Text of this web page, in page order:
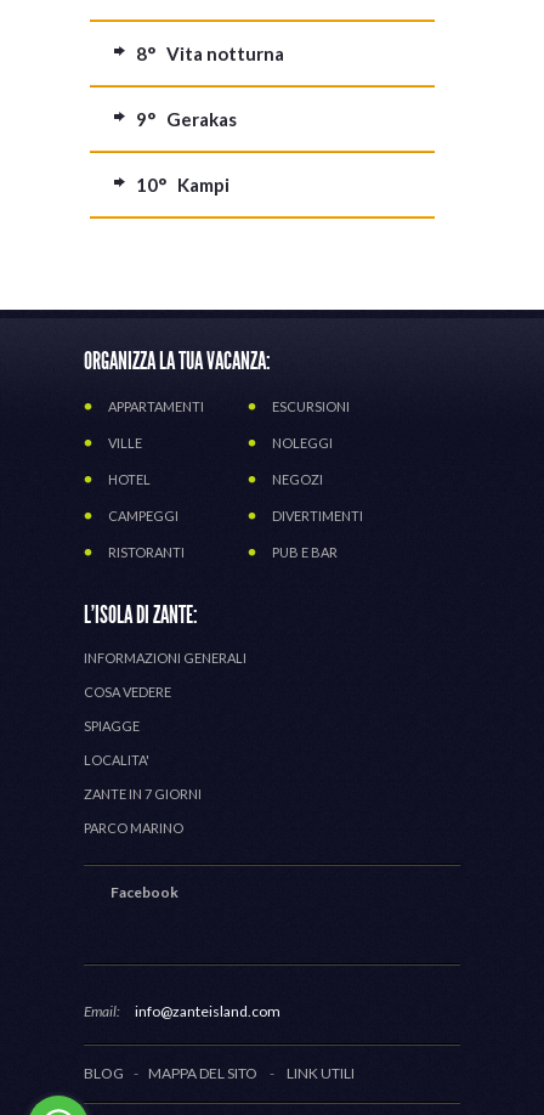
8° Vita notturna
9° Gerakas
10° Kampi
ORGANIZZA LA TUA VACANZA:
APPARTAMENTI ESCURSIONI
VILLE NOLEGGI
HOTEL NEGOZI
CAMPEGGI DIVERTIMENTI
RISTORANTI PUB E BAR
L'ISOLA DI ZANTE:
INFORMAZIONI GENERALI
COSA VEDERE
SPIAGGE
LOCALITA'
ZANTE IN 7 GIORNI
PARCO MARINO
Facebook
Email: info@zanteisland.com
BLOG - MAPPA DEL SITO - LINK UTILI